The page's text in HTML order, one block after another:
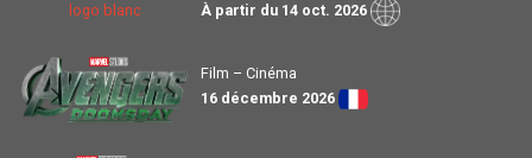
À partir du 14 oct. 2026
Film – Cinéma
16 décembre 2026